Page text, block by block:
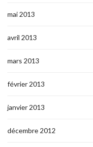
mai 2013
avril 2013
mars 2013
février 2013
janvier 2013
décembre 2012